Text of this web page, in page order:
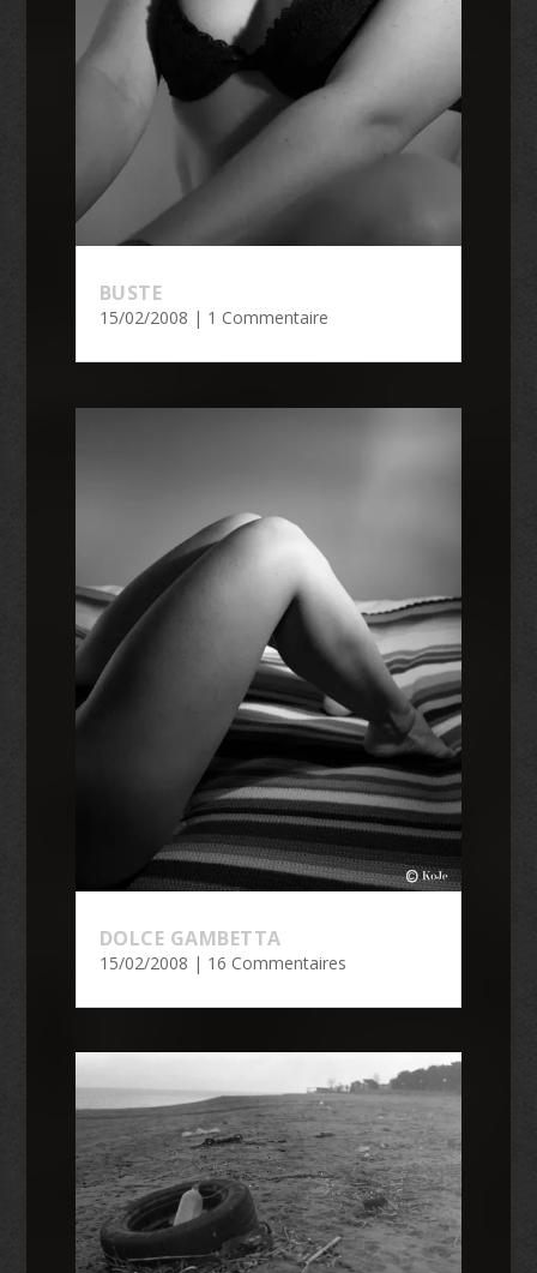
BUSTE
15/02/2008 | 1 Commentaire
DOLCE GAMBETTA
15/02/2008 | 16 Commentaires